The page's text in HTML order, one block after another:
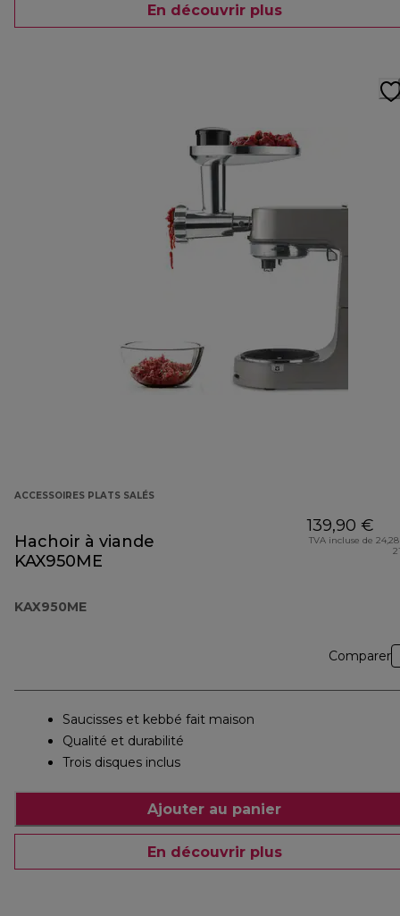
En découvrir plus
ACCESSOIRES PLATS SALÉS
Hachoir à viande
KAX950ME
KAX950ME
139,90 €
TVA incluse de
Comparer
Saucisses et kebbé fait maison
Qualité et durabilité
Trois disques inclus
Ajouter au panier
En découvrir plus